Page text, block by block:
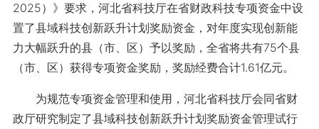
2025）》要求，河北省科技厅在省财政科技专项资金中设
置了县域科技创新跃升计划奖励资金，对年度实现创新能
力大幅跃升的县（市、区）予以奖励，全省将共有75个县
（市、区）获得专项资金奖励，奖励经费合计1.61亿元。
为规范专项资金管理和使用，河北省科技厅会同省财
政厅研究制定了县域科技创新跃升计划奖励资金管理试行